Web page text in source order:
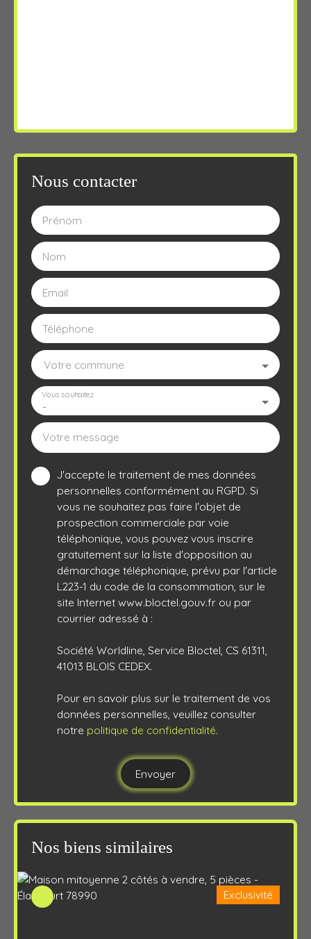
Nous contacter
Prénom
Nom
Email
Téléphone
Votre commune
-
Vous souhaitez
Votre message
J'accepte le traitement de mes données
personnelles conformément au RGPD. Si
vous ne souhaitez pas faire l'objet de
prospection commerciale par voie
téléphonique, vous pouvez vous inscrire
gratuitement sur la liste d'opposition au
démarchage téléphonique, prévu par l'article
L223-1 du code de la consommation, sur le
site Internet www.bloctel.gouv.fr ou par
courrier adressé à :
Société Worldline, Service Bloctel, CS 61311,
41013 BLOIS CEDEX.
Pour en savoir plus sur le traitement de vos
données personnelles, veuillez consulter
notre politique de confidentialité.
Envoyer
Nos biens similaires
Exclusivité